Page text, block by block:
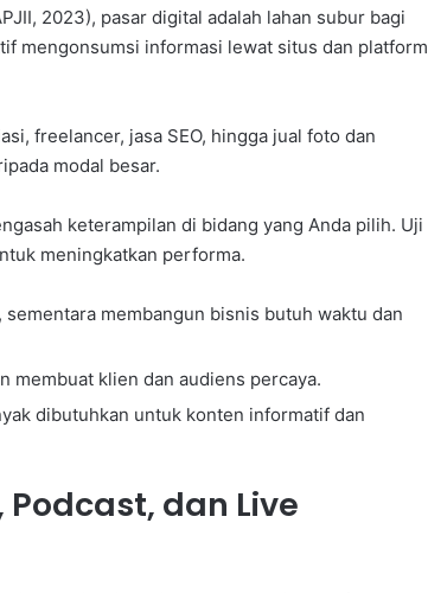
2023), pasar digital adalah lahan subur bagi
mengonsumsi informasi lewat situs dan platform
freelancer, jasa SEO, hingga jual foto dan
modal besar.
keterampilan di bidang yang Anda pilih. Uji
meningkatkan performa.
membangun bisnis butuh waktu dan
membuat klien dan audiens percaya.
dibutuhkan untuk konten informatif dan
Podcast, dan Live